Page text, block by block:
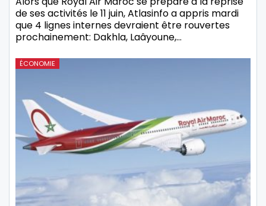
de ses activités le 11 juin, Atlasinfo a appris mardi
que 4 lignes internes devraient être rouvertes
prochainement: Dakhla, Laâyoune,…
ÉCONOMIE